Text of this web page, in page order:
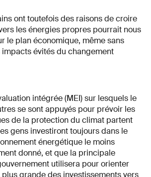
ont toutefois des raisons de croire
les énergies propres pourrait nous
le plan économique, même sans
évités du changement
intégrée (MEI) sur lesquels le
se sont appuyés pour prévoir les
de la protection du climat partent
gens investiront toujours dans le
énergétique le moins
donné, et que la principale
utilisera pour orienter
grande des investissements vers